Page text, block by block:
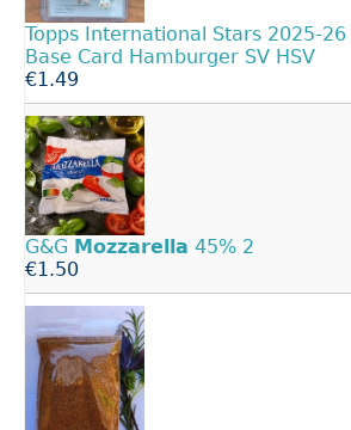
Topps International Stars 2025-26
Base Card Hamburger SV HSV
€1.49
G&G Mozzarella 45% 2
€1.50